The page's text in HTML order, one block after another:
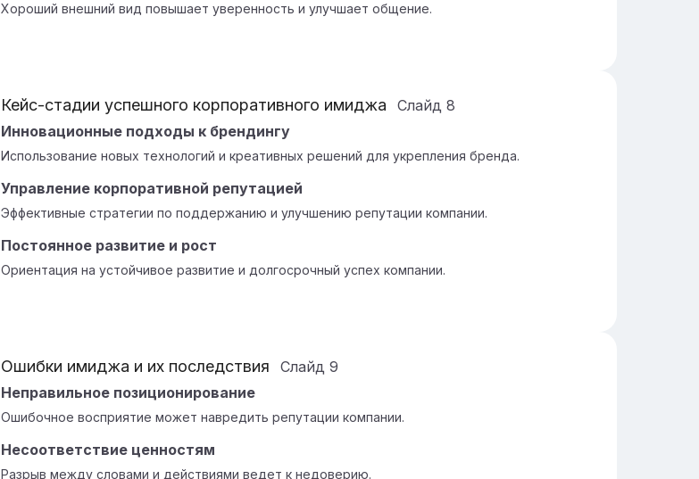
Хороший внешний вид повышает уверенность и улучшает общение.
Кейс-стадии успешного корпоративного имиджа Слайд 8
Инновационные подходы к брендингу
Использование новых технологий и креативных решений для укрепления бренда.
Управление корпоративной репутацией
Эффективные стратегии по поддержанию и улучшению репутации компании.
Постоянное развитие и рост
Ориентация на устойчивое развитие и долгосрочный успех компании.
Ошибки имиджа и их последствия Слайд 9
Неправильное позиционирование
Ошибочное восприятие может навредить репутации компании.
Несоответствие ценностям
Разрыв между словами и действиями ведет к недоверию.